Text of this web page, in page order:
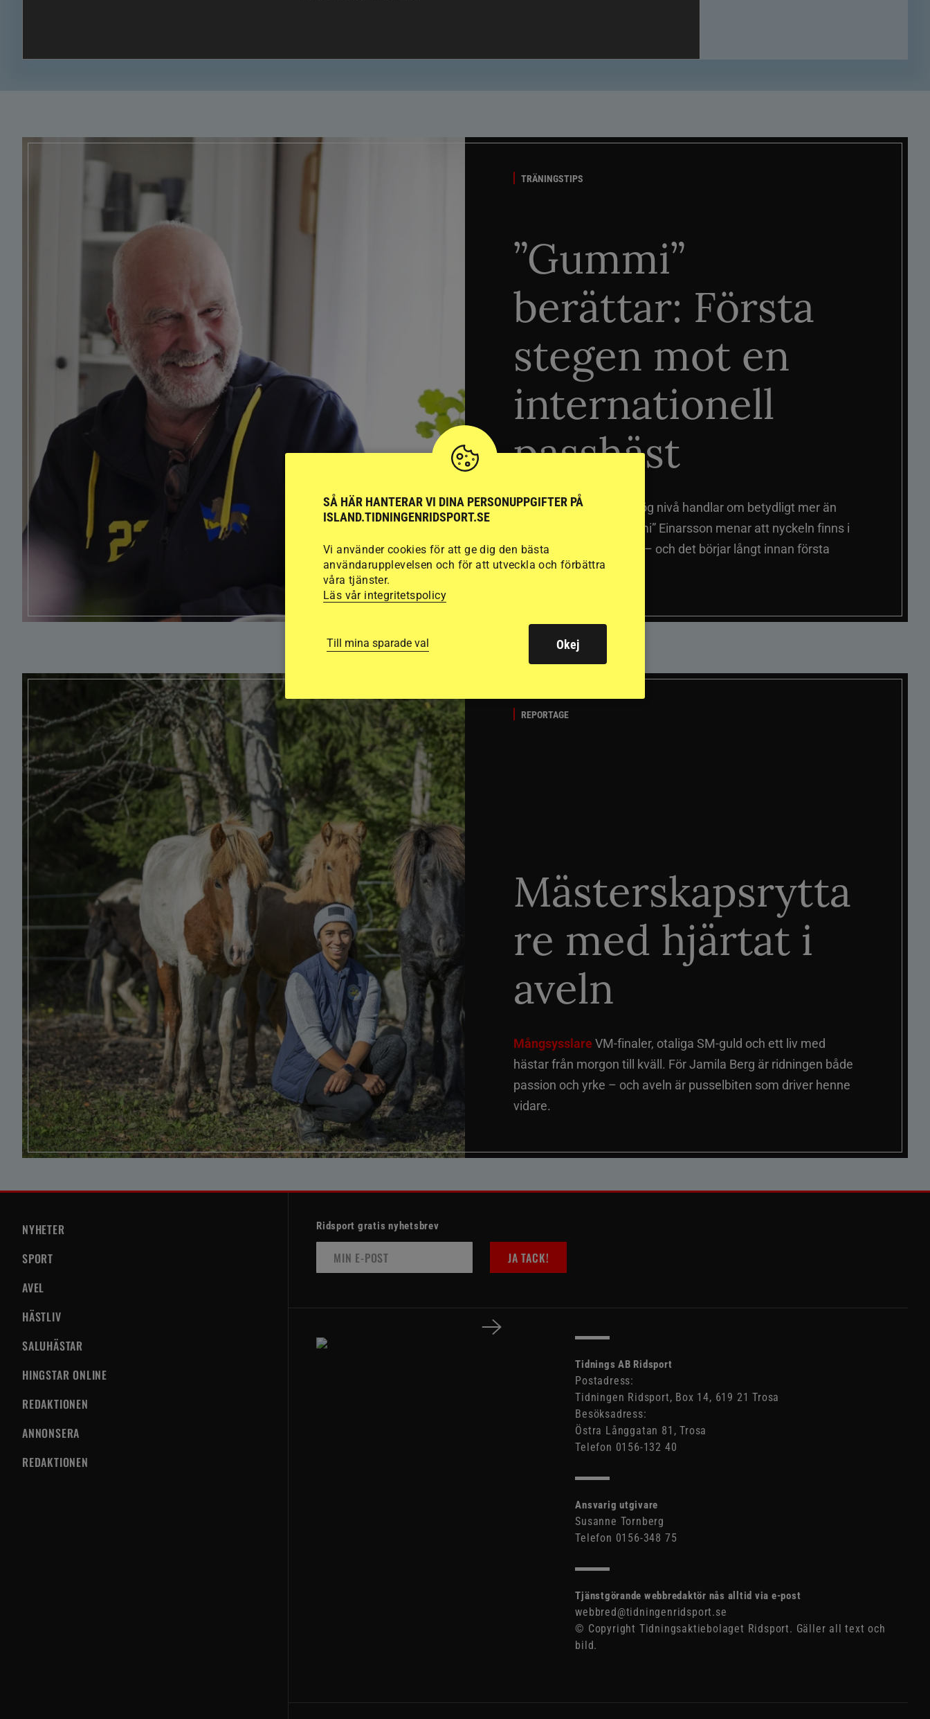
TRÄNINGSTIPS
”Gummi”
berättar: Första
stegen mot en
internationell
passhäst
Del 1Att rida pass på hög nivå handlar om betydligt mer än
fart. Guðmundur “Gummi” Einarsson menar att nyckeln finns i
det många hoppar över – och det börjar långt innan första
passläggningen.
REPORTAGE
Mästerskapsrytta
re med hjärtat i
aveln
MångsysslareVM-finaler, otaliga SM-guld och ett liv med
hästar från morgon till kväll. För Jamila Berg är ridningen både
passion och yrke – och aveln är pusselbiten som driver henne
vidare.
NYHETER
SPORT
AVEL
HÄSTLIV
SALUHÄSTAR
HINGSTAR ONLINE
REDAKTIONEN
ANNONSERA
REDAKTIONEN
Ridsport gratis nyhetsbrev
JA TACK!
Tidnings AB Ridsport
Postadress:
Tidningen Ridsport, Box 14, 619 21 Trosa
Besöksadress:
Östra Långgatan 81, Trosa
Telefon 0156-132 40
Ansvarig utgivare
Susanne Tornberg
Telefon 0156-348 75
Tjänstgörande webbredaktör nås alltid via e-post
webbred@tidningenridsport.se
© Copyright Tidningsaktiebolaget Ridsport. Gäller all text och
bild.
SÅ HÄR HANTERAR VI DINA PERSONUPPGIFTER PÅ
ISLAND.TIDNINGENRIDSPORT.SE
Vi använder cookies för att ge dig den bästa
användarupplevelsen och för att utveckla och förbättra
våra tjänster.
Läs vår integritetspolicy
Till mina sparade val Okej